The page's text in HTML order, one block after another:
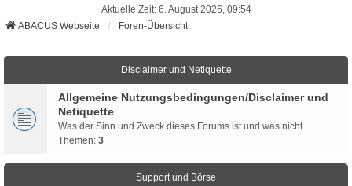
Aktuelle Zeit: 6. August 2026, 09:54
ABACUS Webseite
Foren-Übersicht
Disclaimer und Netiquette
Allgemeine Nutzungsbedingungen/Disclaimer und
Netiquette
Was der Sinn und Zweck dieses Forums ist und was nicht
Themen: 3
Support und Börse